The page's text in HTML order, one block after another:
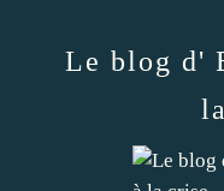
Le blog d'